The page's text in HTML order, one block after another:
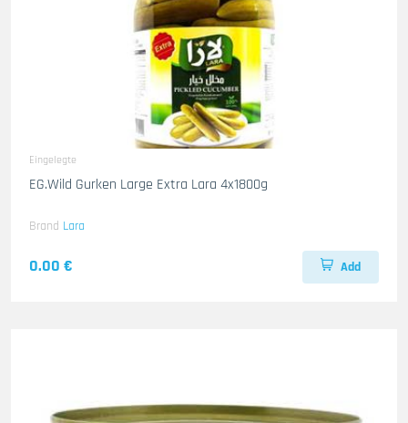
Eingelegte
EG.Wild Gurken Large Extra Lara 4x1800g
Brand Lara
0.00 € Add